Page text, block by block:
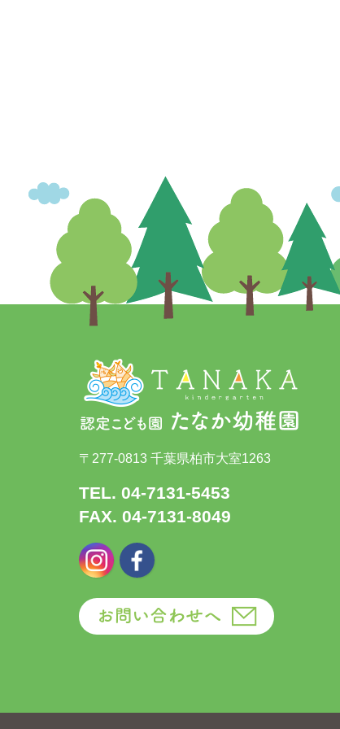
〒277-0813 千葉県柏市大室1263
TEL. 04-7131-5453
FAX. 04-7131-8049